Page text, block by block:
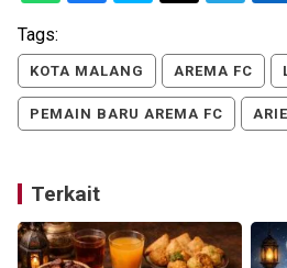
Tags:
KOTA MALANG AREMA FC
PEMAIN BARU AREMA FC
Terkait